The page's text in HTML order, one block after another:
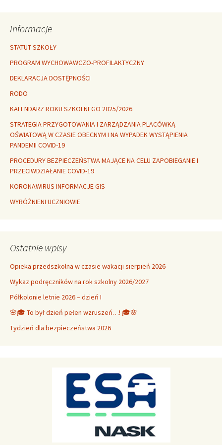
Informacje
STATUT SZKOŁY
PROGRAM WYCHOWAWCZO-PROFILAKTYCZNY
DEKLARACJA DOSTĘPNOŚCI
RODO
KALENDARZ ROKU SZKOLNEGO 2025/2026
STRATEGIA PRZYGOTOWANIA I ZARZĄDZANIA PLACÓWKĄ
OŚWIATOWĄ W CZASIE OBECNYM I NA WYPADEK WYSTĄPIENIA
PANDEMII COVID-19
PROCEDURY BEZPIECZEŃSTWA MAJĄCE NA CELU ZAPOBIEGANIE I
PRZECIWDZIAŁANIE COVID-19
KORONAWIRUS INFORMACJE GIS
WYRÓŻNIENI UCZNIOWIE
Ostatnie wpisy
Opieka przedszkolna w czasie wakacji sierpień 2026
Wykaz podręczników na rok szkolny 2026/2027
Półkolonie letnie 2026 – dzień I
🌸🎓 To był dzień pełen wzruszeń…! 🎓🌸
Tydzień dla bezpieczeństwa 2026